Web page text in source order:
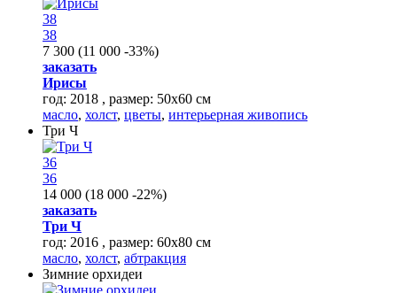
38
38
7 300 (11 000 -33%)
заказать
Ирисы
год: 2018 , размер: 50х60 см
масло, холст, цветы, интерьерная живопись
Три Ч
36
36
14 000 (18 000 -22%)
заказать
Три Ч
год: 2016 , размер: 60х80 см
масло, холст, абтракция
Зимние орхидеи